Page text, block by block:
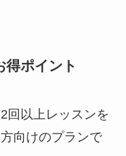
得ポイント
回以上レッスンを
向けのプランで